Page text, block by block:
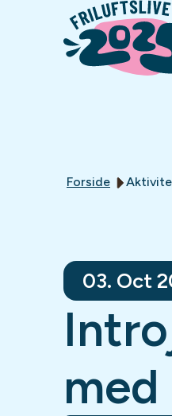
Forside
03. Oct
med